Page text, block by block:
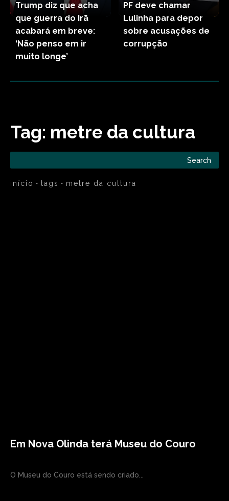
Trump diz que acha
que guerra do Irã
acabará em breve:
‘Não penso em ir
muito longe’
PF deve chamar
Lulinha para depor
sobre acusações de
corrupção
Tag: metre da cultura
Search
início tags metre da cultura
Em Nova Olinda terá Museu do Couro
O Museu do Couro está sendo criado...